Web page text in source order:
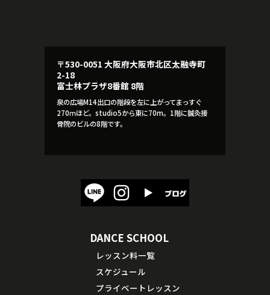
〒530-0051 大阪府大阪市北区太融寺町
2-18
富士林プラザ8番館 8階
泉の広場M14出口の階段を左に上がってまっすぐ
270ｍほど。studio5から東に70m。1階に鍼灸接
骨院のビルの8階です。
DANCE SCHOOL
レッスン料一覧
スケジュール
プライベートレッスン